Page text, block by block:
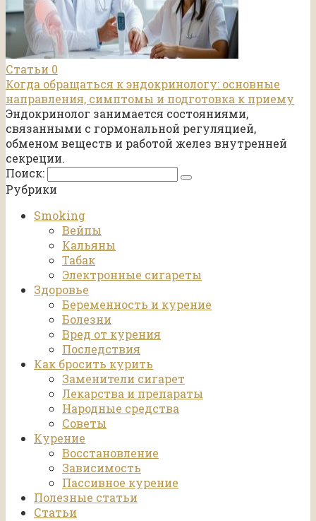
Статьи 0
Когда обращаться к эндокринологу: основные
направления, симптомы и подготовка к приему
Эндокринолог занимается состояниями,
связанными с гормональной регуляцией,
обменом веществ и работой желез внутренней
секреции.
Поиск:
Рубрики
Smoking
Вейпы
Кальяны
Табак
Электронные сигареты
Здоровье
Беременность и курение
Болезни
Вред от курения
Последствия
Как бросить курить
Заменители сигарет
Лекарства и препараты
Народные средства
Советы
Курение
Восстановление
Зависимость
Пассивное курение
Полезные статьи
Статьи